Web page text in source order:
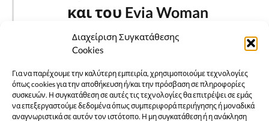
Διαχείριση Συγκατάθεσης
Cookies
Για να παρέχουμε την καλύτερη εμπειρία, χρησιμοποιούμε τεχνολογίες
όπως cookies για την αποθήκευση ή/και την πρόσβαση σε πληροφορίες
συσκευών. Η συγκατάθεση σε αυτές τις τεχνολογίες θα επιτρέψει σε εμάς
να επεξεργαστούμε δεδομένα όπως συμπεριφορά περιήγησης ή μοναδικά
αναγνωριστικά σε αυτόν τον ιστότοπο. Η μη συγκατάθεση ή η ανάκληση
και του Evia Woman
στην απόφαση να
καθιερώσει κάθε
πρώτη του μηνός μια
ευχή για ΚΑΛΟ ΜΗΝΑ